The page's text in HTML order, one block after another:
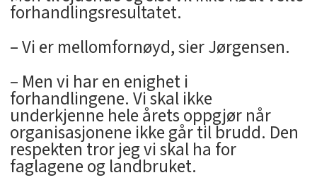
forhandlingsresultatet.
– Vi er mellomfornøyd, sier Jørgensen.
– Men vi har en enighet i
forhandlingene. Vi skal ikke
underkjenne hele årets oppgjør når
organisasjonene ikke går til brudd. Den
respekten tror jeg vi skal ha for
faglagene og landbruket.